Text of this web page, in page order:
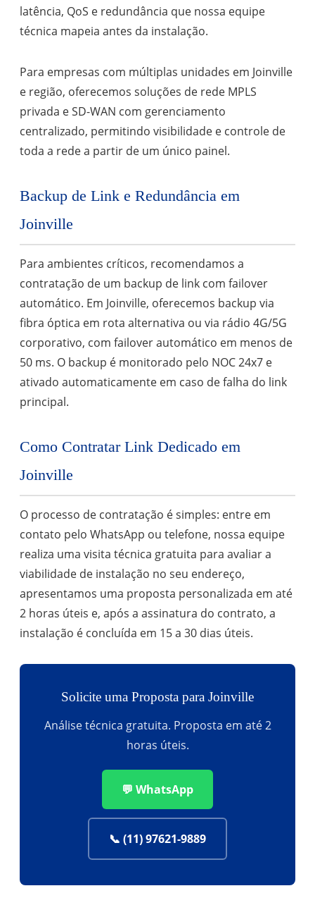
latência, QoS e redundância que nossa equipe
técnica mapeia antes da instalação.
Para empresas com múltiplas unidades em Joinville
e região, oferecemos soluções de rede MPLS
privada e SD-WAN com gerenciamento
centralizado, permitindo visibilidade e controle de
toda a rede a partir de um único painel.
Backup de Link e Redundância em
Joinville
Para ambientes críticos, recomendamos a
contratação de um backup de link com failover
automático. Em Joinville, oferecemos backup via
fibra óptica em rota alternativa ou via rádio 4G/5G
corporativo, com failover automático em menos de
50 ms. O backup é monitorado pelo NOC 24x7 e
ativado automaticamente em caso de falha do link
principal.
Como Contratar Link Dedicado em
Joinville
O processo de contratação é simples: entre em
contato pelo WhatsApp ou telefone, nossa equipe
realiza uma visita técnica gratuita para avaliar a
viabilidade de instalação no seu endereço,
apresentamos uma proposta personalizada em até
2 horas úteis e, após a assinatura do contrato, a
instalação é concluída em 15 a 30 dias úteis.
Solicite uma Proposta para Joinville
Análise técnica gratuita. Proposta em até 2
horas úteis.
💬 WhatsApp
📞 (11) 97621-9889